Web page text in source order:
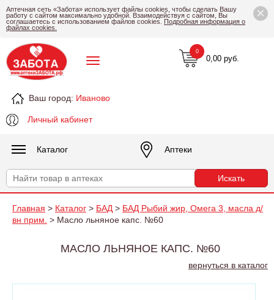
×
Аптечная сеть «Забота» использует файлы cookies, чтобы сделать Вашу
работу с сайтом максимально удобной. Взаимодействуя с сайтом, Вы
соглашаетесь с использованием файлов cookies. Подробная информация о
файлах cookies.
Ваш город: Иваново
Личный кабинет
0,00 руб.
0
Каталог Аптеки
Главная > Каталог > БАД > БАД Рыбий жир, Омега 3, масла д/
вн прим. > Масло льняное капс. №60
МАСЛО ЛЬНЯНОЕ КАПС. №60
вернуться в каталог